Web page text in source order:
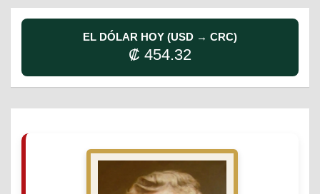
EL DÓLAR HOY (USD → CRC)
₡ 454.32